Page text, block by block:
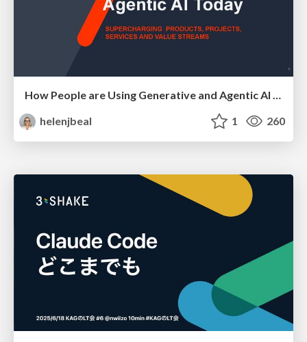
How People are Using Generative and Agentic AI to Supercharge Their Products, Projects, Services and Value Streams Today
helenjbeal
1 260